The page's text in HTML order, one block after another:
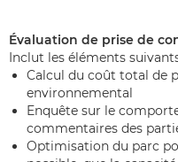
Évaluation de prise de
Inclut les éléments
Calcul du coût total de
environnemental
Enquête sur le
commentaires des
Optimisation du parc